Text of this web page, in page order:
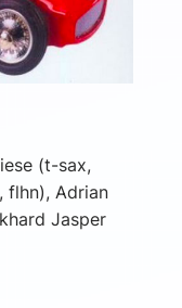
(t-sax,
flhn), Adrian
Jasper